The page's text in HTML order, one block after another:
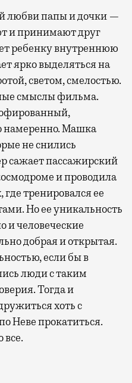
любви папы и дочки —
и принимают друг
ребенку внутреннюю
ярко выделяться на
светом, смелостью.
смыслы фильма.
намеренно. Машка
не снились
сажает пассажирский
и проводила
тренировался ее
Но ее уникальность
и человеческие
добрая и открытая.
если бы в
люди с таким
Тогда и
хоть с
Неве прокатиться.